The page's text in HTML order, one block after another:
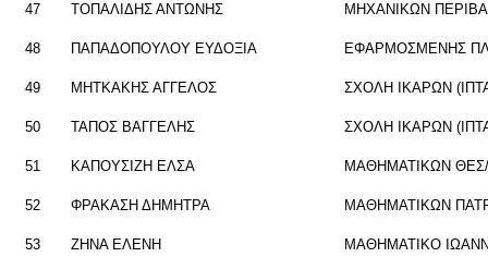
47 ΤΟ­ΠΑ­ΛΙ­ΔΗΣ ΑΝΤΩ­ΝΗΣ ΜΗ­ΧΑ­ΝΙ­ΚΩΝ
48 ΠΑ­ΠΑ­ΔΟ­ΠΟΥ­ΛΟΥ ΕΥ­ΔΟ­ΞΙΑ ΕΦΑΡ­ΜΟ­ΣΜΕ­ΝΗΣ
49 ΜΗΤ­ΚΑ­ΚΗΣ ΑΓ­ΓΕ­ΛΟΣ ΣΧΟΛΗ ΙΚΑ­ΡΩΝ
50 ΤΑΠΟΣ ΒΑΓ­ΓΕ­ΛΗΣ ΣΧΟΛΗ ΙΚΑ­ΡΩΝ
51 ΚΑ­ΠΟΥ­ΣΙ­ΖΗ ΕΛΣΑ ΜΑ­ΘΗ­ΜΑ­ΤΙ­ΚΩΝ
52 ΦΡΑ­ΚΑ­ΣΗ ΔΗ­ΜΗ­ΤΡΑ ΜΑ­ΘΗ­ΜΑ­ΤΙ­ΚΩΝ
53 ΖΗΝΑ ΕΛΕΝΗ ΜΑ­ΘΗ­ΜΑ­ΤΙ­ΚΟ